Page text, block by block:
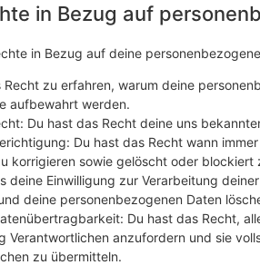
in Bezug auf
in Bezug auf deine
Recht zu erfahren, warum deine
aufbewahrt werden.
Du hast das Recht deine uns
Du hast das Recht wann
korrigieren sowie gelöscht oder blockiert
deine Einwilligung zur Verarbeitung
deine personenbezogenen Daten
Du hast das Recht,
Verantwortlichen anzufordern und sie
zu übermitteln.